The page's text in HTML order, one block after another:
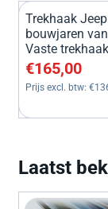
Trekhaak
bouwjaren
Vaste trekhaak
Prijs: 165,00,
€165,00
Prijs excl. btw:
Laatst